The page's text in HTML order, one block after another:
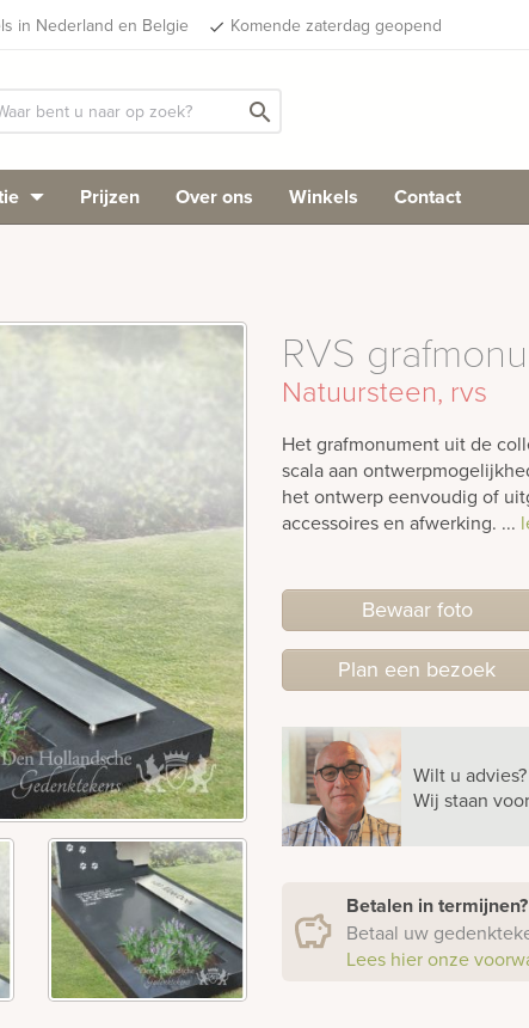
in Nederland en Belgie done Komende zaterdag geopend
search
Prijzen Over ons Winkels Contact
RVS
Natuursteen, rvs
Het grafmonument uit de
scala aan
het ontwerp eenvoudig of
accessoires en afwerking. ...
Bewaar foto
Plan een bezoek
Wilt u advies?
Wij staan
Betalen in termijnen?
Betaal uw
Lees hier onze